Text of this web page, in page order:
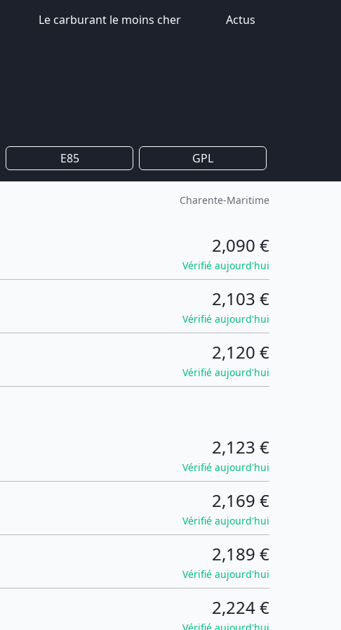
Le carburant le moins cher Actus
E85 GPL
Charente-Maritime
2,090 €
Vérifié aujourd'hui
2,103 €
Vérifié aujourd'hui
2,120 €
Vérifié aujourd'hui
2,123 €
Vérifié aujourd'hui
2,169 €
Vérifié aujourd'hui
2,189 €
Vérifié aujourd'hui
2,224 €